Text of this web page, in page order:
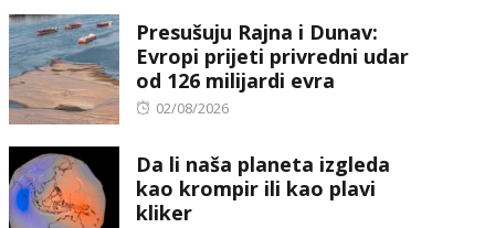
Presušuju Rajna i Dunav:
Evropi prijeti privredni udar
od 126 milijardi evra
Posted
02/08/2026
Da li naša planeta izgleda
kao krompir ili kao plavi
kliker